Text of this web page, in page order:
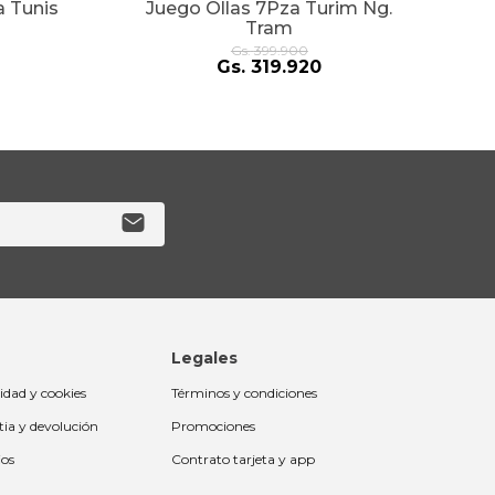
Tunis
Juego Ollas 7Pza Turim Ng.
Tram
Gs. 399.900
Gs. 319.920
y cookies
y devolución
Legales
Términos y condiciones
Promociones
Contrato tarjeta y app